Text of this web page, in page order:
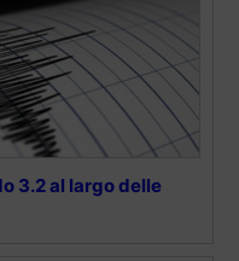
3.2 al largo delle